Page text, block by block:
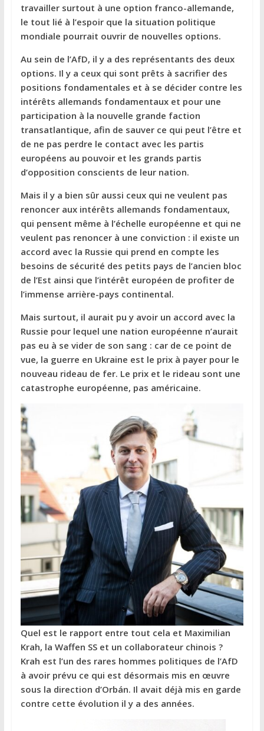
travailler surtout à une option franco-allemande,
le tout lié à l’espoir que la situation politique
mondiale pourrait ouvrir de nouvelles options.
Au sein de l’AfD, il y a des représentants des deux
options. Il y a ceux qui sont prêts à sacrifier des
positions fondamentales et à se décider contre les
intérêts allemands fondamentaux et pour une
participation à la nouvelle grande faction
transatlantique, afin de sauver ce qui peut l’être et
de ne pas perdre le contact avec les partis
européens au pouvoir et les grands partis
d’opposition conscients de leur nation.
Mais il y a bien sûr aussi ceux qui ne veulent pas
renoncer aux intérêts allemands fondamentaux,
qui pensent même à l’échelle européenne et qui ne
veulent pas renoncer à une conviction : il existe un
accord avec la Russie qui prend en compte les
besoins de sécurité des petits pays de l’ancien bloc
de l’Est ainsi que l’intérêt européen de profiter de
l’immense arrière-pays continental.
Mais surtout, il aurait pu y avoir un accord avec la
Russie pour lequel une nation européenne n’aurait
pas eu à se vider de son sang : car de ce point de
vue, la guerre en Ukraine est le prix à payer pour le
nouveau rideau de fer. Le prix et le rideau sont une
catastrophe européenne, pas américaine.
Quel est le rapport entre tout cela et Maximilian
Krah, la Waffen SS et un collaborateur chinois ?
Krah est l’un des rares hommes politiques de l’AfD
à avoir prévu ce qui est désormais mis en œuvre
sous la direction d’Orbán. Il avait déjà mis en garde
contre cette évolution il y a des années.